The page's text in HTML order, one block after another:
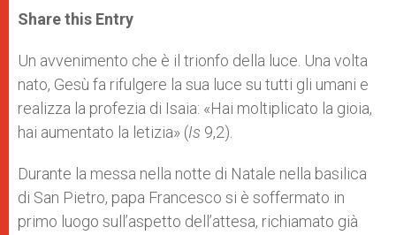
t
s
p
p
s
e
g
e
r
e
b
o
k
r
Share this Entry
Un avvenimento che è il trionfo della luce. Una volta
nato, Gesù fa rifulgere la sua luce su tutti gli umani e
realizza la profezia di Isaia: «Hai moltiplicato la gioia,
hai aumentato la letizia» (Is 9,2).
Durante la messa nella notte di Natale nella basilica
di San Pietro, papa Francesco si è soffermato in
primo luogo sull’aspetto dell’attesa, richiamato già